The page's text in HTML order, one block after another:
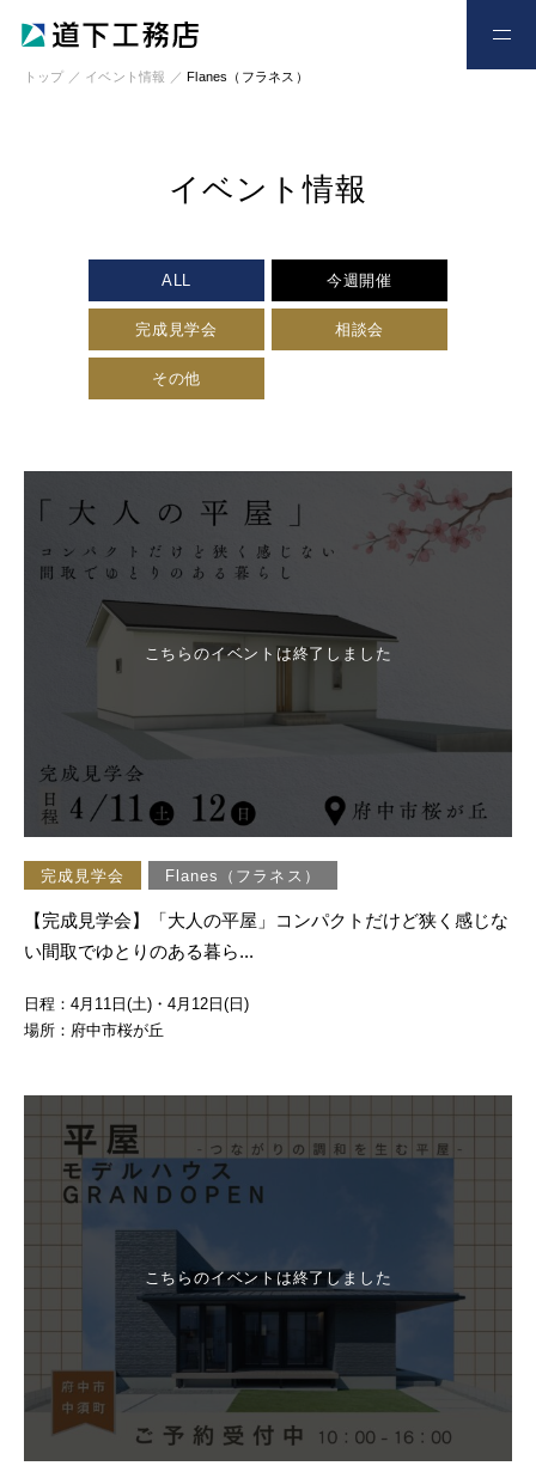
トップ ／ イベント情報 ／ Flanes（フラネス）
イベント情報
ALL 今週開催
完成見学会 相談会
その他
こちらのイベントは終了しました
完成見学会 Flanes（フラネス）
【完成見学会】「大人の平屋」コンパクトだけど狭く感じな
い間取でゆとりのある暮ら...
日程：4月11日(土)・4月12日(日)
場所：府中市桜が丘
こちらのイベントは終了しました